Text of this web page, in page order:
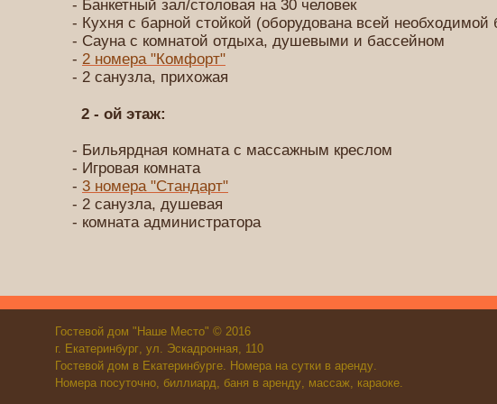
- Банкетный зал/столовая на 30 человек
- Кухня с барной стойкой (оборудована всей необходимой
- Сауна с комнатой отдыха, душевыми и бассейном
- 2 номера "Комфорт"
- 2 санузла, прихожая
2 - ой этаж:
- Бильярдная комната с массажным креслом
- Игровая комната
- 3 номера "Стандарт"
- 2 санузла, душевая
- комната администратора
Гостевой дом "Наше Место" © 2016
г. Екатеринбург , ул. Эскадронная, 110
Гостевой дом в Екатеринбурге Номера на сутки в аренду
Номера посуточно биллиард баня в аренду массаж караоке.